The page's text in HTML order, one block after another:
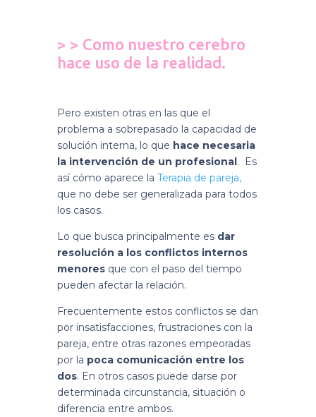
> > Como nuestro cerebro
hace uso de la realidad.
Pero existen otras en las que el
problema a sobrepasado la capacidad de
solución interna, lo que hace necesaria
la intervención de un profesional. Es
así cómo aparece la Terapia de pareja,
que no debe ser generalizada para todos
los casos.
Lo que busca principalmente es dar
resolución a los conflictos internos
menoresque con el paso del tiempo
pueden afectar la relación.
Frecuentemente estos conflictos se dan
por insatisfacciones, frustraciones con la
pareja, entre otras razones empeoradas
por la poca comunicación entre los
dos. En otros casos puede darse por
determinada circunstancia, situación o
diferencia entre ambos.